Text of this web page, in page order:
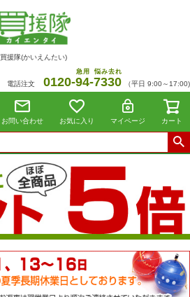
買援隊(かいえんたい)
電話注文 0120-94
急用
-7330
悩み去れ
（平日 9:00～17:00)
お問い合わせ お気に入り マイページ カート